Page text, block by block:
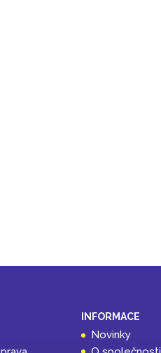
INFORMACE
Novinky